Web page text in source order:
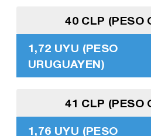
40 CLP (PESO
1,72 UYU (PESO
URUGUAYEN)
41 CLP (PESO
1,76 UYU (PESO